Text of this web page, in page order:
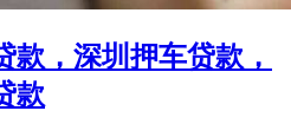
款，深圳押车贷款，
款